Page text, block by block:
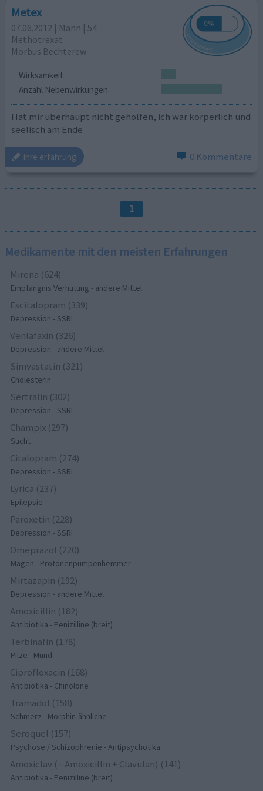
Metex
07.06.2012 | Mann | 54
Methotrexat
Morbus Bechterew
Wirksamkeit
Anzahl Nebenwirkungen
Hat mir überhaupt nicht geholfen, ich war körperlich und
seelisch am Ende
ihre erfahrung 0 Kommentare
1
Medikamente mit den meisten Erfahrungen
Mirena (624)
Empfängnis Verhütung - andere Mittel
Escitalopram (339)
Depression - SSRI
Venlafaxin (326)
Depression - andere Mittel
Simvastatin (321)
Cholesterin
Sertralin (302)
Depression - SSRI
Champix (297)
Sucht
Citalopram (274)
Depression - SSRI
Lyrica (237)
Epilepsie
Paroxetin (228)
Depression - SSRI
Omeprazol (220)
Magen - Protonenpumpenhemmer
Mirtazapin (192)
Depression - andere Mittel
Amoxicillin (182)
Antibiotika - Penizilline (breit)
Terbinafin (178)
Pilze - Mund
Ciprofloxacin (168)
Antibiotika - Chinolone
Tramadol (158)
Schmerz - Morphin-ähnliche
Seroquel (157)
Psychose / Schizophrenie - Antipsychotika
Amoxiclav (= Amoxicillin + Clavulan) (141)
Antibiotika - Penizilline (breit)